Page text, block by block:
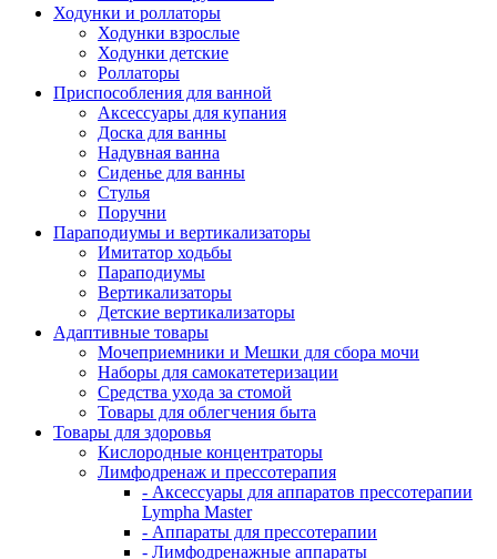
Ходунки и роллаторы
Ходунки взрослые
Ходунки детские
Роллаторы
Приспособления для ванной
Аксессуары для купания
Доска для ванны
Надувная ванна
Сиденье для ванны
Стулья
Поручни
Параподиумы и вертикализаторы
Имитатор ходьбы
Параподиумы
Вертикализаторы
Детские вертикализаторы
Адаптивные товары
Мочеприемники и Мешки для сбора мочи
Наборы для самокатетеризации
Средства ухода за стомой
Товары для облегчения быта
Товары для здоровья
Кислородные концентраторы
Лимфодренаж и прессотерапия
- Аксессуары для аппаратов прессотерапии
Lympha Master
- Аппараты для прессотерапии
- Лимфодренажные аппараты